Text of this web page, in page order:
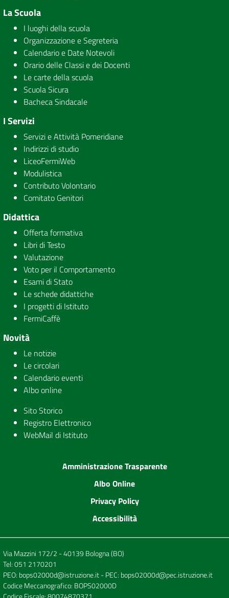
La Scuola
I luoghi della scuola
Organizzazione e Segreteria
Calendario e Date Notevoli
Orario delle Classi e dei Docenti
Le carte della scuola
Scuola Sicura
Bacheca Sindacale
I Servizi
Servizi e Attività Pomeridiane
Indirizzi di studio
LiceoFermiWeb
Modulistica
Contributo Volontario
Comitato Genitori
Didattica
Offerta formativa
Libri di Testo
Valutazione
Voto per il Comportamento
Esami di Stato
Le schede didattiche
I progetti di Istituto
FermiCaffè
Novità
Le notizie
Le circolari
Calendario eventi
Albo online
Sito Storico
Registro Elettronico
WebMail di Istituto
Amministrazione Trasparente
Albo Online
Privacy Policy
Accessibilità
Via Mazzini 172/2 - 40139 Bologna (BO)
Tel:051 2170201
PEO: bops02000d@istruzione.it- PEC: bops02000d@pec.istruzione.it
Codice Meccanografico: BOPS02000D